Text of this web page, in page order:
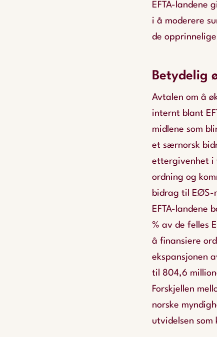
EFTA-landene
i å moderere
de
Betydelig
Avtalen om å
internt blant
midlene som
et særnorsk
ettergivenhet i
ordning og
bidrag til EØS-
EFTA-landene
% av de felles
å finansiere
ekspansjonen
til 804,6
Forskjellen
norske
utvidelsen